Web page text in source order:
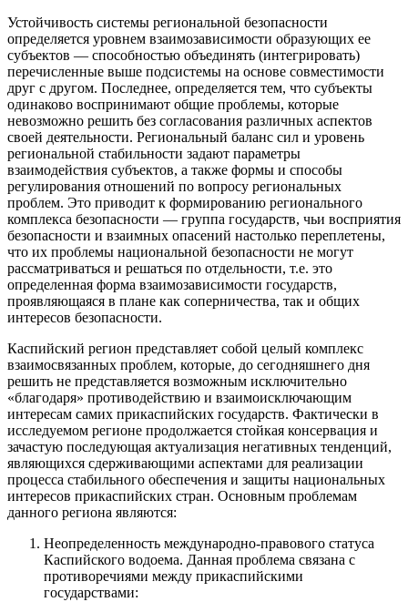
Устойчивость системы региональной безопасности
определяется уровнем взаимозависимости образующих ее
субъектов — способностью объединять (интегрировать)
перечисленные выше подсистемы на основе совместимости
друг с другом. Последнее, определяется тем, что субъекты
одинаково воспринимают общие проблемы, которые
невозможно решить без согласования различных аспектов
своей деятельности. Региональный баланс сил и уровень
региональной стабильности задают параметры
взаимодействия субъектов, а также формы и способы
регулирования отношений по вопросу региональных
проблем. Это приводит к формированию регионального
комплекса безопасности — группа государств, чьи восприятия
безопасности и взаимных опасений настолько переплетены,
что их проблемы национальной безопасности не могут
рассматриваться и решаться по отдельности, т.е. это
определенная форма взаимозависимости государств,
проявляющаяся в плане как соперничества, так и общих
интересов безопасности.
Каспийский регион представляет собой целый комплекс
взаимосвязанных проблем, которые, до сегодняшнего дня
решить не представляется возможным исключительно
«благодаря» противодействию и взаимоисключающим
интересам самих прикаспийских государств. Фактически в
исследуемом регионе продолжается стойкая консервация и
зачастую последующая актуализация негативных тенденций,
являющихся сдерживающими аспектами для реализации
процесса стабильного обеспечения и защиты национальных
интересов прикаспийских стран. Основным проблемам
данного региона являются:
Неопределенность международно-правового статуса
Каспийского водоема. Данная проблема связана с
противоречиями между прикаспийскими
государствами: